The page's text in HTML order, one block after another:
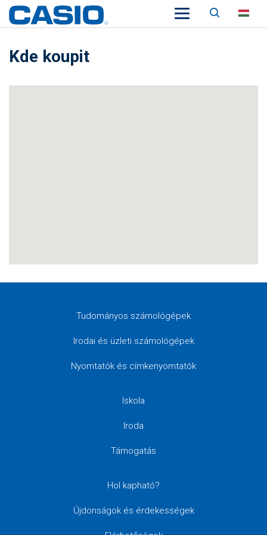
Keresés
Kde koupit
Tudományos számológépek
Irodai és üzleti számológépek
Nyomtatók és címkenyomtatók
Iskola
Iroda
Támogatás
Hol kapható?
Újdonságok és érdekességek